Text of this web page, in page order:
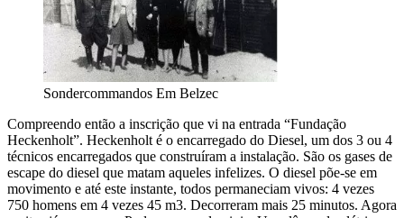
Sondercommandos Em Belzec
Compreendo então a inscrição que vi na entrada “Fundação
Heckenholt”. Heckenholt é o encarregado do Diesel, um dos 3 ou 4
técnicos encarregados que construíram a instalação. São os gases de
escape do diesel que matam aqueles infelizes. O diesel põe-se em
movimento e até este instante, todos permaneciam vivos: 4 vezes
750 homens em 4 vezes 45 m3. Decorreram mais 25 minutos. Agora